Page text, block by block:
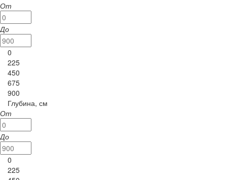
От
До
0
225
450
675
900
Глубина, см
От
До
0
225